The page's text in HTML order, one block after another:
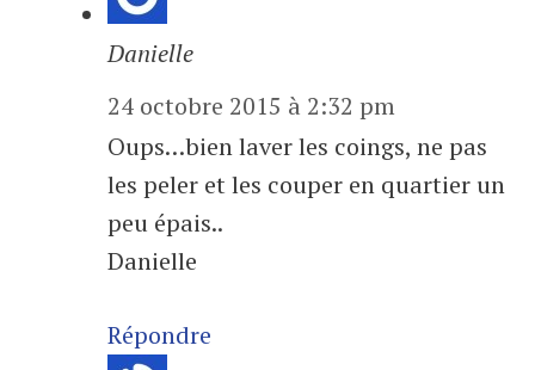
Danielle
24 octobre 2015 à 2:32 pm
Oups…bien laver les coings, ne pas
les peler et les couper en quartier un
peu épais..
Danielle
Répondre